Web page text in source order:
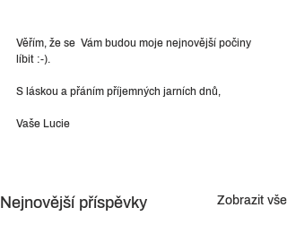
Věřím, že se  Vám budou moje nejnovější počiny
líbit :-).
S láskou a přáním příjemných jarních dnů,
Vaše Lucie
Nejnovější příspěvky Zobrazit vše